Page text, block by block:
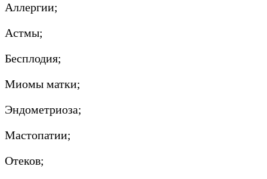
Аллергии;
Астмы;
Бесплодия;
Миомы матки;
Эндометриоза;
Мастопатии;
Отеков;